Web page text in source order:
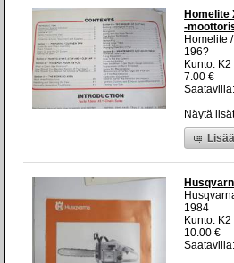
Homelite
-
Homelite
196?
Kunto:
7.00 €
Näytä
1984
Kunto:
10.00 €